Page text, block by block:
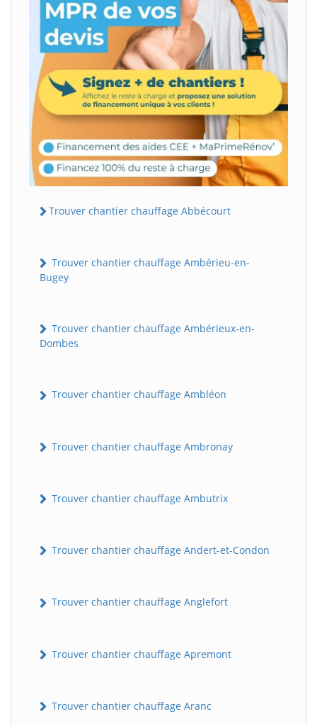
Trouver chantier chauffage Abbécourt
Trouver chantier chauffage Ambérieu-en-
Bugey
Trouver chantier chauffage Ambérieux-en-
Dombes
Trouver chantier chauffage Ambléon
Trouver chantier chauffage Ambronay
Trouver chantier chauffage Ambutrix
Trouver chantier chauffage Andert-et-Condon
Trouver chantier chauffage Anglefort
Trouver chantier chauffage Apremont
Trouver chantier chauffage Aranc